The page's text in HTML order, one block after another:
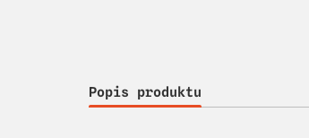
Popis produktu